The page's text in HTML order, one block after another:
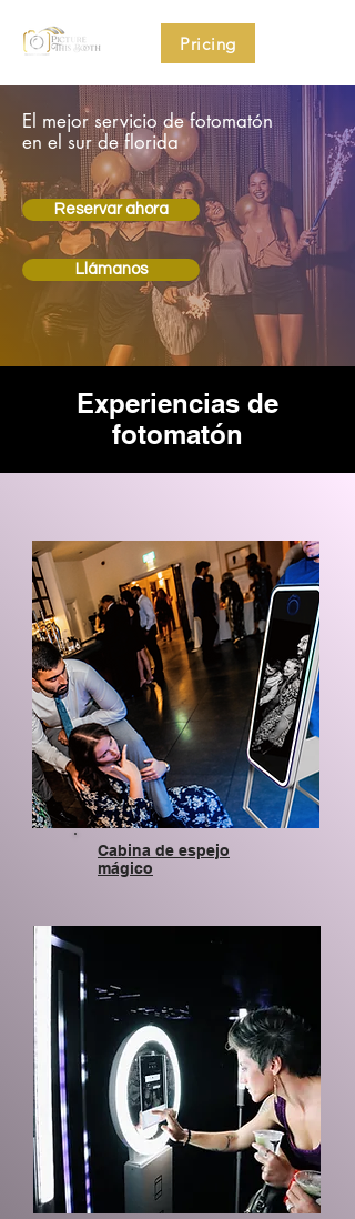
Pricing
El mejor servicio de fotomatón
en el sur de florida
Reservar ahora
Llámanos
Experiencias de
fotomatón
Cabina de espejo
mágico